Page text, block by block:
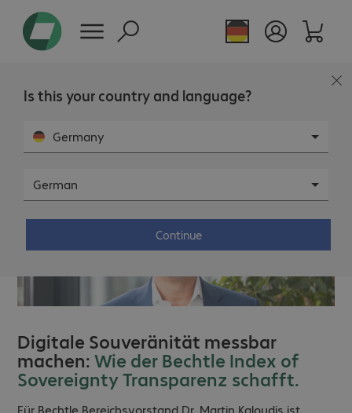
Is this your country and language?
Germany
German
Continue
Pressemeldung
Bechtle stärkt Präsenz in London
Digitale Souveränität messbar
machen:Wie der Bechtle Index of
Sovereignty Transparenz schafft.
Für Bechtle Bereichsvorstand Dr. Martin Kaloudis ist